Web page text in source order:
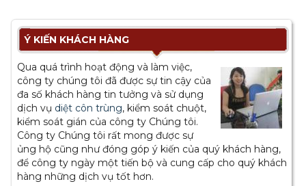
Ý KIẾN KHÁCH HÀNG
Qua quá trình hoạt động và làm việc,
công ty chúng tôi đã được sự tin cậy của
đa số khách hàng tin tưởng và sử dụng
dịch vụ diệt côn trùng, kiểm soát chuột,
kiểm soát gián của công ty Chúng tôi.
Công ty Chúng tôi rất mong được sự
ủng hộ cũng như đóng góp ý kiến của quý khách hàng,
để công ty ngày một tiến bộ và cung cấp cho quý khách
hàng những dịch vụ tốt hơn.